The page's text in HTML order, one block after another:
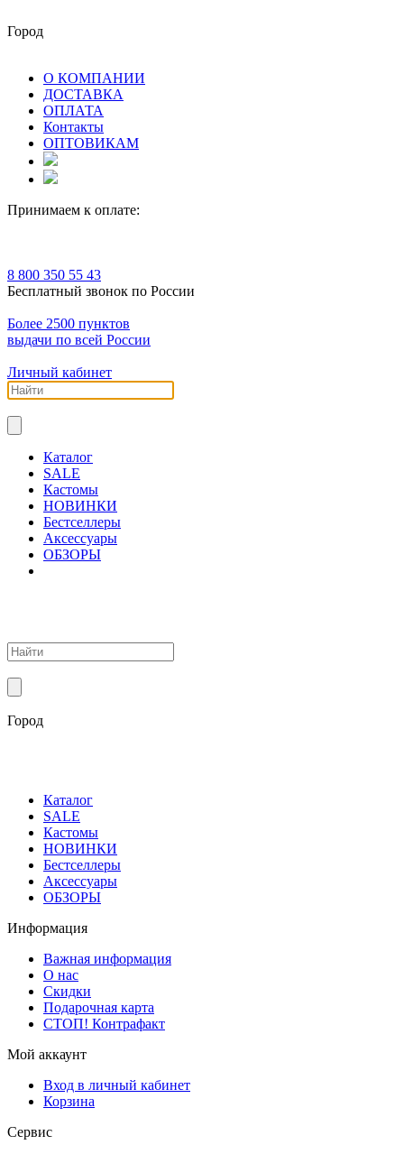
Город
О КОМПАНИИ
ДОСТАВКА
ОПЛАТА
Контакты
ОПТОВИКАМ
Принимаем к оплате:
8 800 350 55 43
Бесплатный звонок по России
Более 2500 пунктов
выдачи по всей России
Личный кабинет
Каталог
SALE
Кастомы
НОВИНКИ
Бестселлеры
Аксессуары
ОБЗОРЫ
Город
Каталог
SALE
Кастомы
НОВИНКИ
Бестселлеры
Аксессуары
ОБЗОРЫ
Информация
Важная информация
О нас
Скидки
Подарочная карта
СТОП! Контрафакт
Мой аккаунт
Вход в личный кабинет
Корзина
Сервис